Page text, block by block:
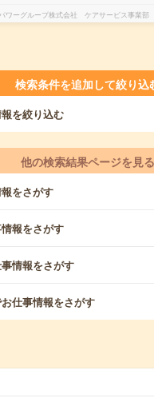
ワーグループ株式会社 ケアサービス事業部
検索条件を追加して絞り込
を絞り込む
他の検索結果ページを見る
をさがす
報をさがす
情報をさがす
仕事情報をさがす